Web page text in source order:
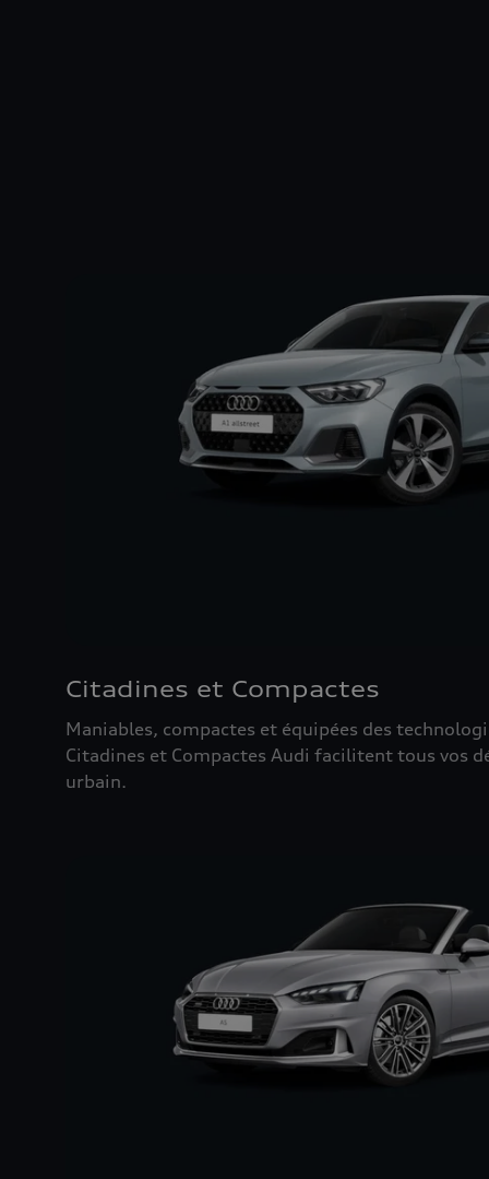
Citadines et Compactes
Maniables, compactes et équipées des
Citadines et Compactes Audi facilitent tous vos
urbain.